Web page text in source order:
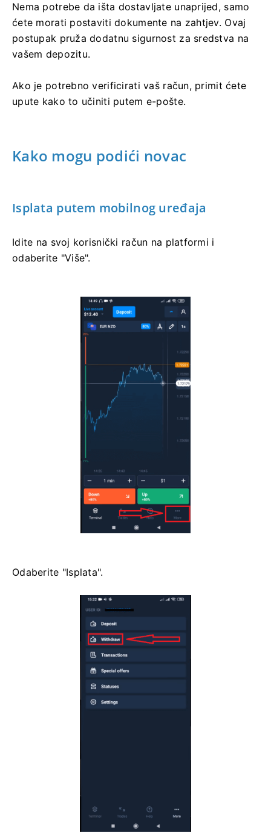
Nema potrebe da išta dostavljate unaprijed, samo
ćete morati postaviti dokumente na zahtjev. Ovaj
postupak pruža dodatnu sigurnost za sredstva na
vašem depozitu.
Ako je potrebno verificirati vaš račun, primit ćete
upute kako to učiniti putem e-pošte.
Kako mogu podići novac
Isplata putem mobilnog uređaja
Idite na svoj korisnički račun na platformi i
odaberite "Više".
Odaberite "Isplata".